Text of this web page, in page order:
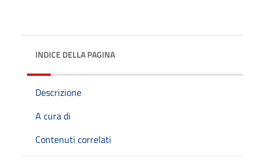
INDICE DELLA PAGINA
Descrizione
A cura di
Contenuti correlati